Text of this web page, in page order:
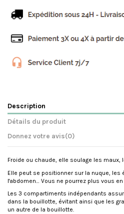
Description
Détails du produit
Donnez votre avis(0)
Froide ou chaude, elle soulage les maux,
Elle peut se positionner sur la nuque, les
l'abdomen… Vous ne pourrez plus vous
Les 3 compartiments indépendants
dans la bouillotte, évitant ainsi que les
un autre de la bouillotte.